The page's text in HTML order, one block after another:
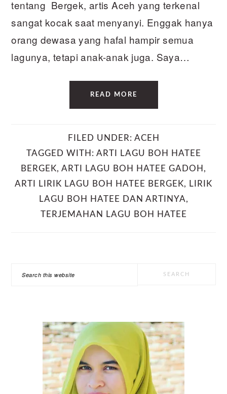
tentang Bergek, artis Aceh yang terkenal
sangat kocak saat menyanyi. Enggak hanya
orang dewasa yang hafal hampir semua
lagunya, tetapi anak-anak juga. Saya…
READ MORE
FILED UNDER: ACEH
TAGGED WITH: ARTI LAGU BOH HATEE
BERGEK, ARTI LAGU BOH HATEE GADOH ,
ARTI LIRIK LAGU BOH HATEE BERGEK, LIRIK
LAGU BOH HATEE DAN ARTINYA,
TERJEMAHAN LAGU BOH HATEE
Search